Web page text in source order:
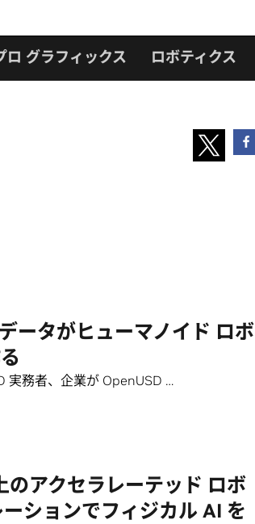
ロ グラフィックス ロボティクス
ータがヒューマノイド ロボ
実務者、企業が OpenUSD …
のアクセラレーテッド ロボ
ションでフィジカル AI を